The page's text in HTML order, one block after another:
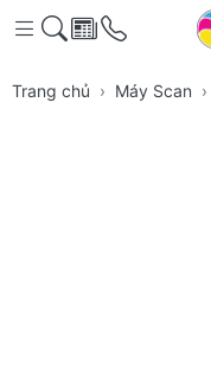
Trang chủ Máy Scan